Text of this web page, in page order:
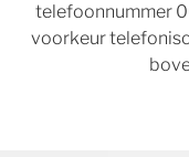
telefoonnummer
voorkeur